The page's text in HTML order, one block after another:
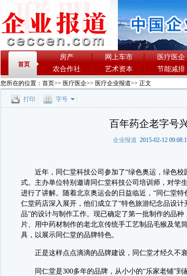
首页
房产 网上车市 医疗医企
农合作社
艺术资本 节能减排
您所在的位置： 首页>> 医疗医企>> 医疗企业报道>> 正文
打印 字号
百年药企老字号
企业报道 2015-02-12
近年，同仁堂科技公司参加了“绿色奥运，绿色校
式。主办单位特别邀请同仁堂科技公司培训师，对学
进行了讲解。随着北京奥运会的日益临近，“同仁堂
仁堂药店深入展开，他们成立了“特色旅游纪念品设
品”的设计与制作工作。现已确定了第一批制作的品
片、用中药材制作的老北京传统手工艺制品毛猴及笔
具，以展示同仁堂的品牌特色。
正是这样点点滴滴的品牌建设，同仁堂才经久不衰
同仁堂是300多年的品牌，从小小的“乐家老铺”到